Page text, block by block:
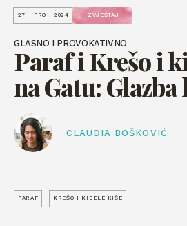
27 PRO 2024 IZVJEŠTAJ
GLASNO I PROVOKATIVNO
Paraf i Krešo i
na Gatu:
CLAUDIA BOŠKOVIĆ
PARAF KREŠO I KISELE KIŠE